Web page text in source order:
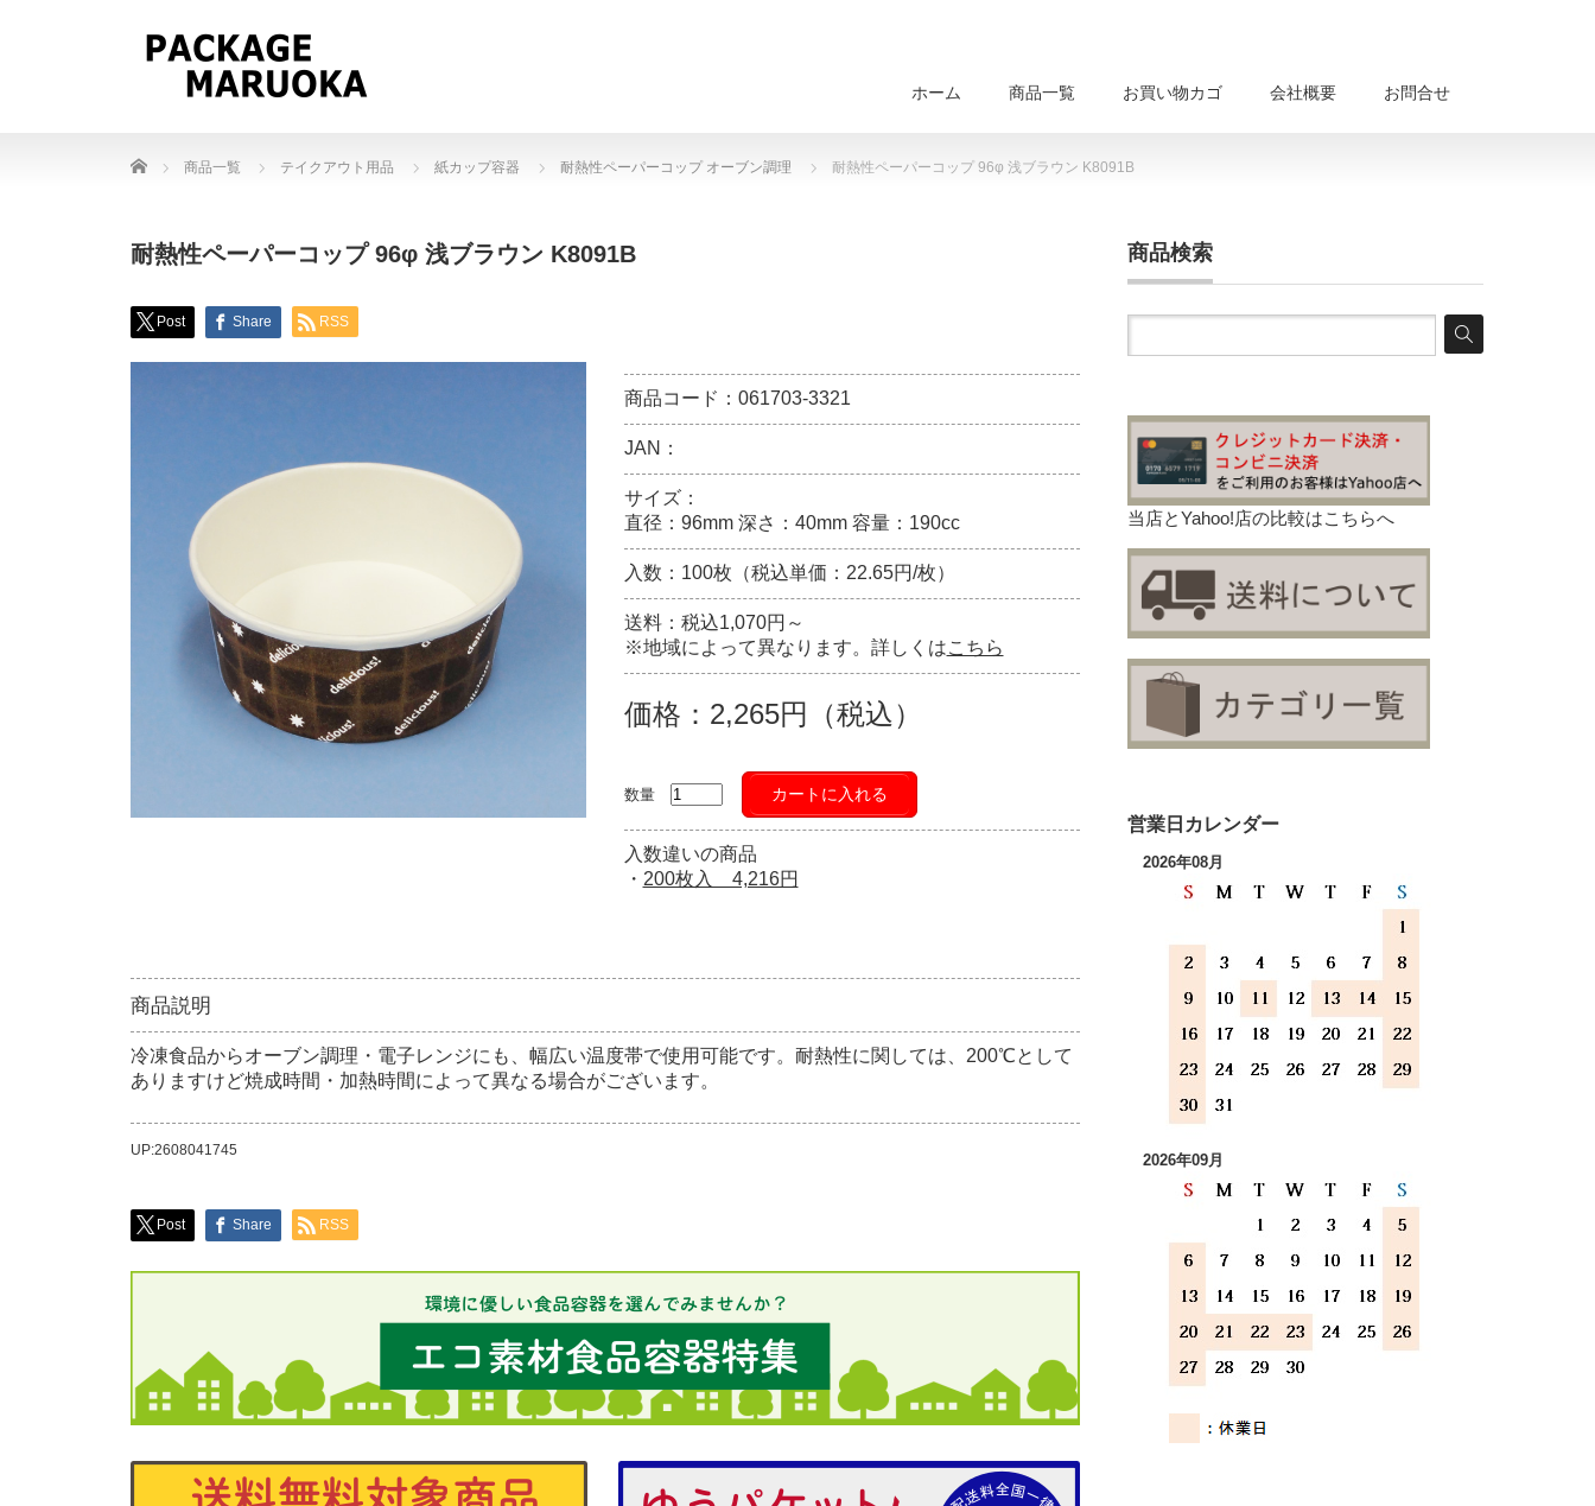
ホーム 商品一覧 お買い物カゴ 会社概要 お問合せ
Home 商品一覧 テイクアウト用品 紙カップ容器 耐熱性ペーパーコップ オーブン調理 耐熱性ペーパーコップ 96φ 浅ブラウン K8091B
耐熱性ペーパーコップ 96φ 浅ブラウン K8091B
Post Share RSS
商品コード：061703-3321
JAN：
サイズ：
直径：96mm 深さ：40mm 容量：190cc
入数：100枚（税込単価：22.65円/枚）
送料：税込1,070円～
※地域によって異なります。詳しくはこちら
価格：2,265円（税込）
数量 カートに入れる
入数違いの商品
・ 200枚入 4,216円
商品説明
冷凍食品からオーブン調理・電子レンジにも、幅広い温度帯で使用可能です。耐熱性に関しては、200℃として
ありますけど焼成時間・加熱時間によって異なる場合がございます。
UP:2608041745
Post Share RSS
商品検索
当店とYahoo!店の比較はこちらへ
営業日カレンダー
2026年08月
2026年09月